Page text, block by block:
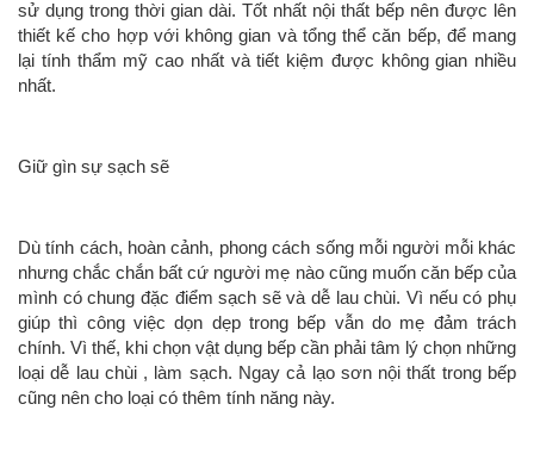
sử dụng trong thời gian dài. Tốt nhất nội thất bếp nên được lên
thiết kế cho hợp với không gian và tổng thể căn bếp, để mang
lại tính thẩm mỹ cao nhất và tiết kiệm được không gian nhiều
nhất.
Giữ gìn sự sạch sẽ
Dù tính cách, hoàn cảnh, phong cách sống mỗi người mỗi khác
nhưng chắc chắn bất cứ người mẹ nào cũng muốn căn bếp của
mình có chung đặc điểm sạch sẽ và dễ lau chùi. Vì nếu có phụ
giúp thì công việc dọn dẹp trong bếp vẫn do mẹ đảm trách
chính. Vì thế, khi chọn vật dụng bếp cần phải tâm lý chọn những
loại dễ lau chùi , làm sạch. Ngay cả lạo sơn nội thất trong bếp
cũng nên cho loại có thêm tính năng này.